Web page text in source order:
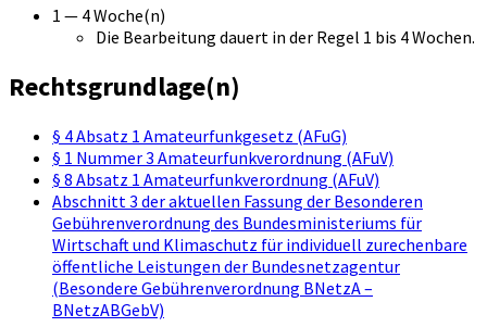
1 — 4 Woche(n)
Die Bearbeitung dauert in der Regel 1 bis 4 Wochen.
Rechtsgrundlage(n)
§ 4 Absatz 1 Amateurfunkgesetz (AFuG)
§ 1 Nummer 3 Amateurfunkverordnung (AFuV)
§ 8 Absatz 1 Amateurfunkverordnung (AFuV)
Abschnitt 3 der aktuellen Fassung der Besonderen
Gebührenverordnung des Bundesministeriums für
Wirtschaft und Klimaschutz für individuell zurechenbare
öffentliche Leistungen der Bundesnetzagentur
(Besondere Gebührenverordnung BNetzA –
BNetzABGebV)